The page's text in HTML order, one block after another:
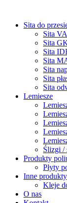
Sita do
Sita
Sita
Sita
Sita
Sita
Sita
Sita
Lemiesze
Ślizgi /
Produkty
Płyty
Inne produkty
Kleje
O nas